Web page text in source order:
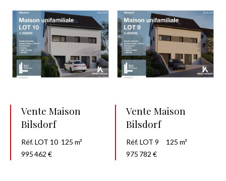
Vente Maison
Bilsdorf
Réf. LOT 10 125 m²
995 462 €
Vente Maison
Bilsdorf
Réf. LOT 9
125 m²
975 782 €